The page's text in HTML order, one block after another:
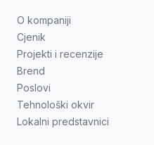
O kompaniji
Cjenik
Projekti i recenzije
Brend
Poslovi
Tehnološki okvir
Lokalni predstavnici